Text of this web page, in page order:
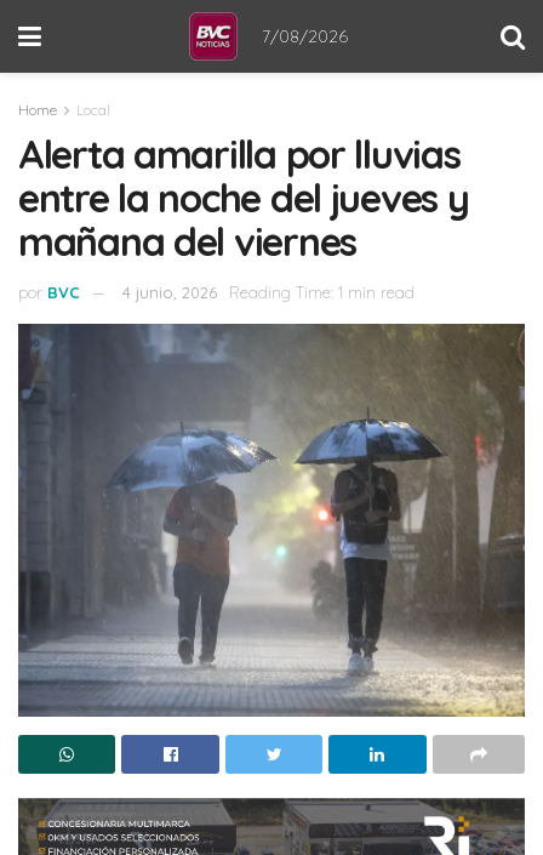
7/08/2026
Home Local
Alerta amarilla por lluvias
entre la noche del jueves y
mañana del viernes
por BVC 4 junio, 2026 Reading Time: 1 min read